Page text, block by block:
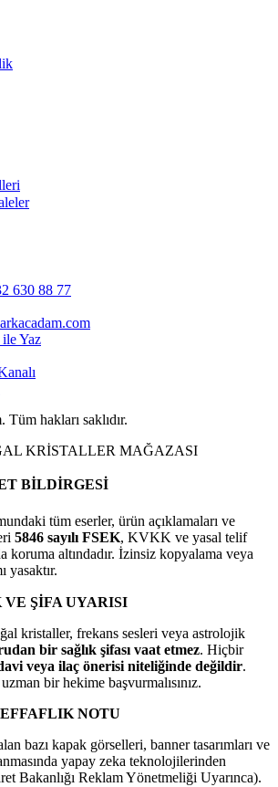
630 88 77
Yaz
Tüm hakları saklıdır.
KRİSTALLER MAĞAZASI
BİLDİRGESİ
tüm eserler, ürün açıklamaları ve
5846 sayılı FSEK, KVKK ve yasal telif
koruma altındadır. İzinsiz kopyalama veya
yasaktır.
ŞİFA UYARISI
kristaller, frekans sesleri veya astrolojik
bir sağlık şifası vaat etmez. Hiçbir
veya ilaç önerisi niteliğinde değildir.
bir hekime başvurmalısınız.
NOTU
bazı kapak görselleri, banner tasarımları ve
yapay zeka teknolojilerinden
Bakanlığı Reklam Yönetmeliği Uyarınca).